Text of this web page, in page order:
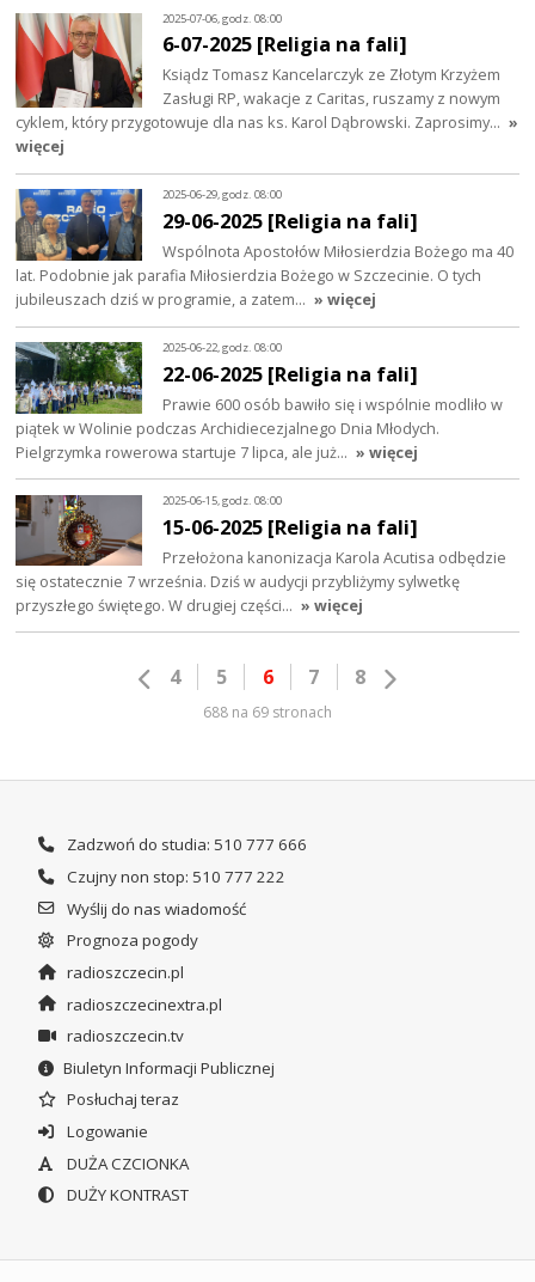
2025-07-06, godz. 08:00
6-07-2025 [Religia na fali]
Ksiądz Tomasz Kancelarczyk ze Złotym Krzyżem
Zasługi RP, wakacje z Caritas, ruszamy z nowym
cyklem, który przygotowuje dla nas ks. Karol Dąbrowski. Zaprosimy… »
więcej
2025-06-29, godz. 08:00
29-06-2025 [Religia na fali]
Wspólnota Apostołów Miłosierdzia Bożego ma 40
lat. Podobnie jak parafia Miłosierdzia Bożego w Szczecinie. O tych
jubileuszach dziś w programie, a zatem… » więcej
2025-06-22, godz. 08:00
22-06-2025 [Religia na fali]
Prawie 600 osób bawiło się i wspólnie modliło w
piątek w Wolinie podczas Archidiecezjalnego Dnia Młodych.
Pielgrzymka rowerowa startuje 7 lipca, ale już… » więcej
2025-06-15, godz. 08:00
15-06-2025 [Religia na fali]
Przełożona kanonizacja Karola Acutisa odbędzie
się ostatecznie 7 września. Dziś w audycji przybliżymy sylwetkę
przyszłego świętego. W drugiej części… » więcej
4 5 6 7 8
688 na 69 stronach
Zadzwoń do studia: 510 777 666
Czujny non stop: 510 777 222
Wyślij do nas wiadomość
Prognoza pogody
radioszczecin.pl
radioszczecinextra.pl
radioszczecin.tv
Biuletyn Informacji Publicznej
Posłuchaj teraz
Logowanie
DUŻA CZCIONKA
DUŻY KONTRAST